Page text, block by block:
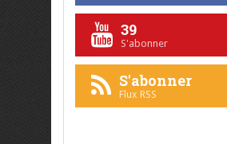
39
S'abonner
S'abonner
Flux RSS